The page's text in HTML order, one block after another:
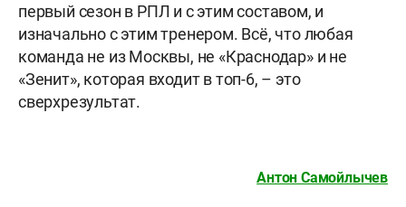
первый сезон в РПЛ и с этим составом, и
изначально с этим тренером. Всё, что любая
команда не из Москвы, не «Краснодар» и не
«Зенит», которая входит в топ-6, – это
сверхрезультат.
Антон Самойлычев